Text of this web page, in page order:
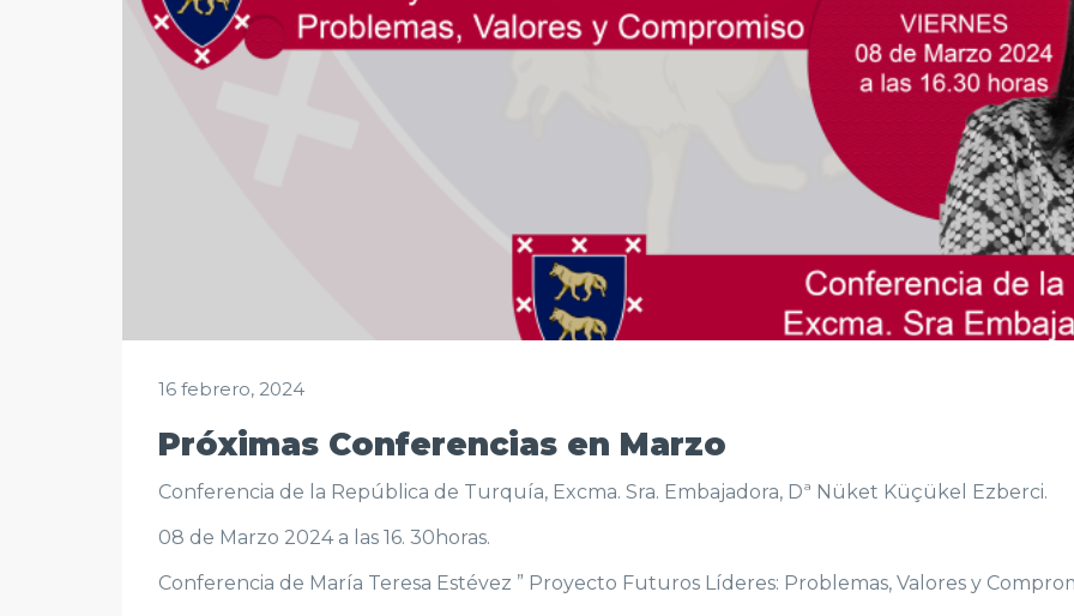
16 febrero, 2024
Próximas Conferencias en Marzo
Conferencia de la República de Turquía, Excma. Sra. Embajadora, Dª Nüket Küçükel Ezberci.
08 de Marzo 2024 a las 16. 30horas.
Conferencia de María Teresa Estévez ” Proyecto Futuros Líderes: Problemas, Valores y